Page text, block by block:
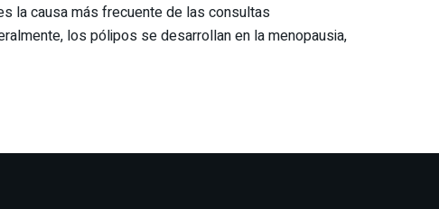
la causa más frecuente de las consultas
los pólipos se desarrollan en la menopausia,